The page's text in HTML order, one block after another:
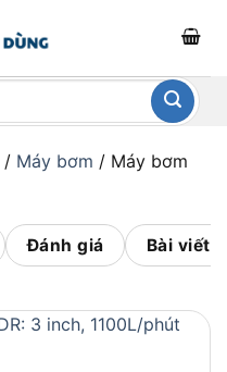
/ Máy bơm / Máy bơm
Đánh giá Bài viết